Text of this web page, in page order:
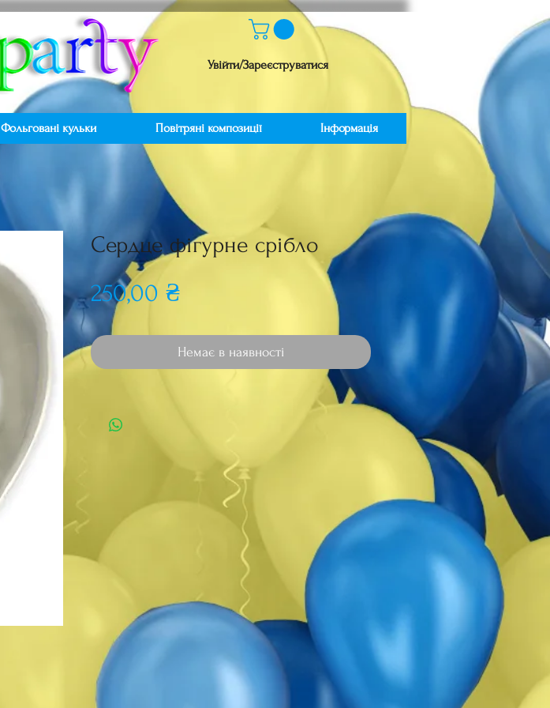
Увійти/Зареєструватися
Сердце фігурне срібло
250,00 ₴Ціна
Немає в наявності
Фольговані кульки Повітряні композиції Інформація